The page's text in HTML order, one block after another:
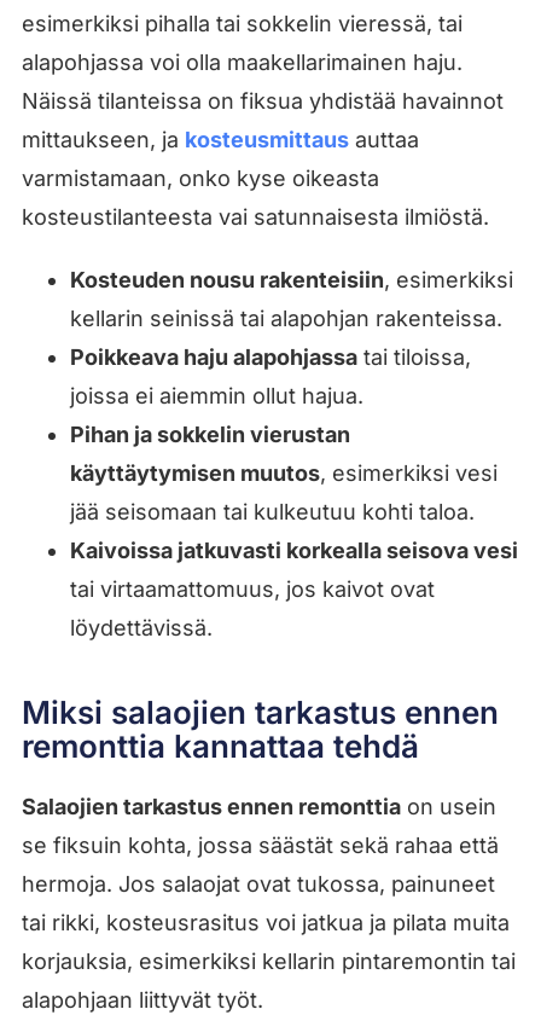
esimerkiksi pihalla tai sokkelin vieressä, tai
alapohjassa voi olla maakellarimainen haju.
Näissä tilanteissa on fiksua yhdistää havainnot
mittaukseen, ja kosteusmittausauttaa
varmistamaan, onko kyse oikeasta
kosteustilanteesta vai satunnaisesta ilmiöstä.
Kosteuden nousu rakenteisiin, esimerkiksi
kellarin seinissä tai alapohjan rakenteissa.
Poikkeava haju alapohjassatai tiloissa,
joissa ei aiemmin ollut hajua.
Pihan ja sokkelin vierustan
käyttäytymisen muutos, esimerkiksi vesi
jää seisomaan tai kulkeutuu kohti taloa.
Kaivoissa jatkuvasti korkealla seisova vesi
tai virtaamattomuus, jos kaivot ovat
löydettävissä.
Miksi salaojien tarkastus ennen
remonttia kannattaa tehdä
Salaojien tarkastus ennen remonttiaon usein
se fiksuin kohta, jossa säästät sekä rahaa että
hermoja. Jos salaojat ovat tukossa, painuneet
tai rikki, kosteusrasitus voi jatkua ja pilata muita
korjauksia, esimerkiksi kellarin pintaremontin tai
alapohjaan liittyvät työt.